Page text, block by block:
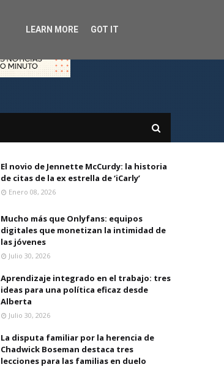
El novio de Jennette McCurdy: la historia
de citas de la ex estrella de ‘iCarly’
Enero 08, 2026
Mucho más que Onlyfans: equipos
digitales que monetizan la intimidad de
las jóvenes
Julio 30, 2026
Aprendizaje integrado en el trabajo: tres
ideas para una política eficaz desde
Alberta
Julio 30, 2026
La disputa familiar por la herencia de
Chadwick Boseman destaca tres
lecciones para las familias en duelo
LEARN MORE GOT IT